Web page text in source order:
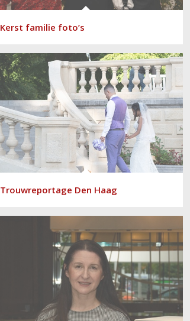
Kerst familie foto’s
Trouwreportage Den Haag